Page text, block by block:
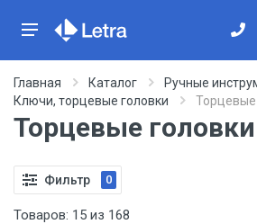
Главная Каталог
Ручные
Ключи, торцевые головки
Торцевые
Торцевые головки
Фильтр 0
Товаров: 15 из 168